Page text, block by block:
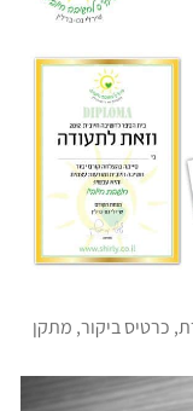
כרטיס ביקור, מתקן